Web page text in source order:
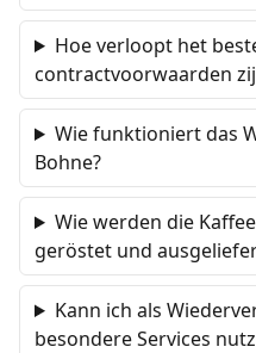
Hoe verloopt het
contractvoorwaarden
Wie funktioniert das
Bohne?
Wie werden die
geröstet und
Kann ich als
besondere Services